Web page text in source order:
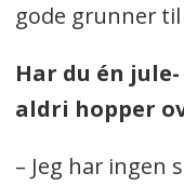
gode grunner
Har du én
aldri hopper
– Jeg har ingen